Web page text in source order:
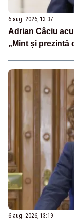
6 aug. 2026, 13:37
Adrian Câciu
„Mint și prezintă
6 aug. 2026, 13:19